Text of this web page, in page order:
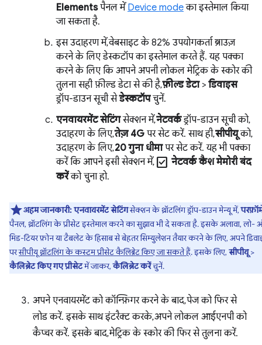
Elementsपैनल मेंDevice modeका इस्तेमाल किया
जा सकता है.
इस उदाहरण में, वेबसाइट के 82% उपयोगकर्ता ब्राउज़
करने के लिए डेस्कटॉप का इस्तेमाल करते हैं. यह पक्का
करने के लिए कि आपने अपनी लोकल मेट्रिक के स्कोर की
तुलना सही फ़ील्ड डेटा से की है,फ़ील्ड डेटा>डिवाइस
ड्रॉप-डाउन सूची सेडेस्कटॉपचुनें.
एनवायरमेंट सेटिंगसेक्शन में,नेटवर्कड्रॉप-डाउन सूची को,
उदाहरण के लिए,तेज़ 4G पर सेट करें. साथ ही,सीपीयूको,
उदाहरण के लिए,20 गुना धीमापर सेट करें. यह भी पक्का
करें कि आपने इसी सेक्शन में, check_box नेटवर्क कैश मेमोरी बंद
करेंको चुना हो.
अहम जानकारी:एनवायरमेंट सेटिंगसेक्शन के थ्रॉटलिंग ड्रॉप-डाउन मेन्यू में,
पैनल, थ्रॉटलिंग के प्रीसेट इस्तेमाल करने का सुझाव भी दे सकता है. इसके अलावा, लो-
मिड-टियर फ़ोन या टैबलेट के हिसाब से बेहतर सिम्युलेशन तैयार करने के लिए, अपने
परसीपीयू थ्रॉटलिंग के कस्टम प्रीसेट कैलिब्रेट किए जा सकते हैं. इसके लिए, सीपीयू>
कैलिब्रेट किए गए प्रीसेटमें जाकर,कैलिब्रेट करेंचुनें.
अपने एनवायरमेंट को कॉन्फ़िगर करने के बाद, पेज को फिर से
लोड करें. इसके साथ इंटरैक्ट करके, अपने लोकल आईएनपी को
कैप्चर करें. इसके बाद, मेट्रिक के स्कोर की फिर से तुलना करें.